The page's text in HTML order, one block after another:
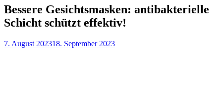
Bessere Gesichtsmasken: antibakterielle
Schicht schützt effektiv!
Posted
7. August 202318. September 2023